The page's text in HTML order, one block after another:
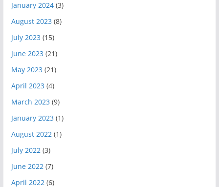
January 2024(3)
August 2023 (8)
July 2023 (15)
June 2023 (21)
May 2023 (21)
April 2023 (4)
March 2023 (9)
January 2023 (1)
August 2022(1)
July 2022(3)
June 2022(7)
April 2022(6)